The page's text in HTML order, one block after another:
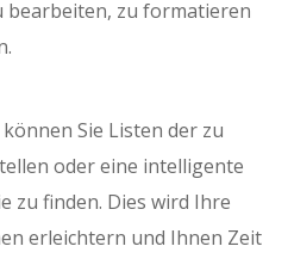
bearbeiten, zu formatieren
Sie Listen der zu
oder eine intelligente
zu finden. Dies wird Ihre
erleichtern und Ihnen Zeit